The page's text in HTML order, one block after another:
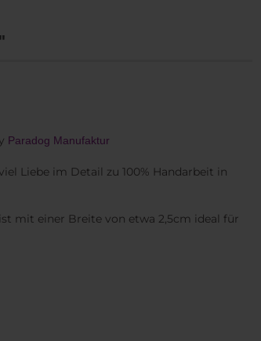
Paradog Manufaktur
Liebe im Detail zu 100% Handarbeit in
mit einer Breite von etwa 2,5cm ideal für